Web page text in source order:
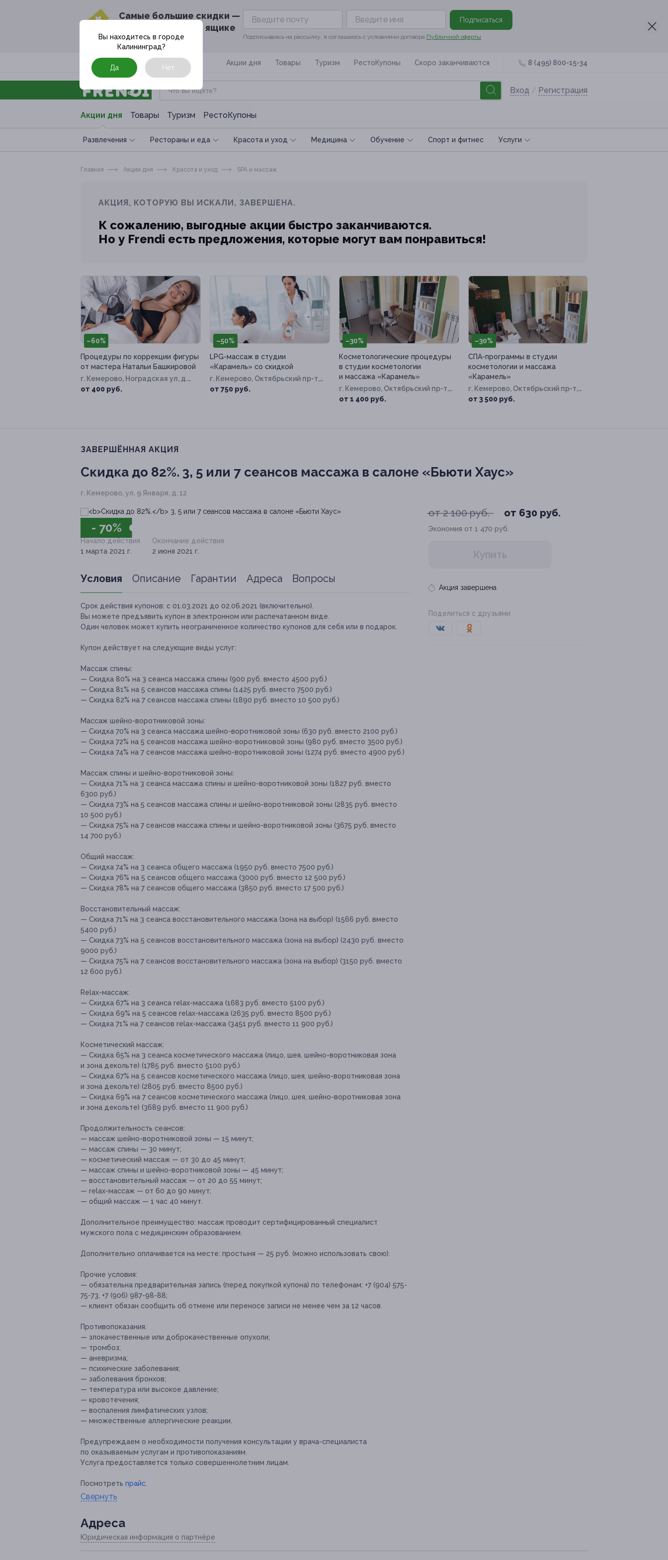
Cамые большие скидки —
в твоём почтовом ящике
Подписаться
Подписываясь на рассылку, я соглашаюсь с условиями договора Публичной оферты
Москва Акции дня Товары Туризм РестоКупоны Скоро заканчиваются 8 (495) 800-15-34
Вход / Регистрация
Акции дня Товары Туризм РестоКупоны
Развлечения Рестораны и еда Красота и уход Медицина Обучение Спoрт и фитнес Услуги
Вы находитесь в городе
Калининград?
Да Нет
Главная Акции дня Красота и уход SPA и массаж
АКЦИЯ, КОТОРУЮ ВЫ ИСКАЛИ, ЗАВЕРШЕНА.
К сожалению, выгодные акции быстро заканчиваются.
Но у Frendi есть предложения, которые могут вам понравиться!
–60%
Процедуры по коррекции фигуры
от мастера Натальи Башкировой
г. Кемерово, Ноградская ул, д.
15
от 400 руб.
–50%
LPG-массаж в студии
«Карамель» со скидкой
г. Кемерово, Октябрьский пр-т,
д. 30б
от 750 руб.
–30%
Косметологические процедуры
в студии косметологии
и массажа «Карамель»
г. Кемерово, Октябрьский пр-т,
д. 30б
от 1 400 руб.
–30%
СПА-программы в студии
косметологии и массажа
«Карамель»
г. Кемерово, Октябрьский пр-т,
д. 30б
от 3 500 руб.
ЗАВЕРШЁННАЯ АКЦИЯ
Скидка до 82%. 3, 5 или 7 сеансов массажа в салоне «Бьюти Хаус»
г. Кемерово, ул. 9 Января, д. 12
- 70%
от 2 100 руб. от 630 руб.
Экономия от 1 470 руб.
Купить
Акция завершена
Поделиться с друзьями
Начало действия
1 марта 2021 г.
Окончание действия
2 июня 2021 г.
Условия Описание Гарантии Адреса Вопросы
Срок действия купонов: с 01.03.2021 до 02.06.2021 (включительно).
Вы можете предъявить купон в электронном или распечатанном виде.
Один человек может купить неограниченное количество купонов для себя или в подарок.
Купон действует на следующие виды услуг:
Массаж спины:
— Скидка 80% на 3 сеанса массажа спины (900 руб. вместо 4500 руб.)
— Скидка 81% на 5 сеансов массажа спины (1425 руб. вместо 7500 руб.)
— Скидка 82% на 7 сеансов массажа спины (1890 руб. вместо 10 500 руб.)
Массаж шейно-воротниковой зоны:
— Скидка 70% на 3 сеанса массажа шейно-воротниковой зоны (630 руб. вместо 2100 руб.)
— Скидка 72% на 5 сеансов массажа шейно-воротниковой зоны (980 руб. вместо 3500 руб.)
— Скидка 74% на 7 сеансов массажа шейно-воротниковой зоны (1274 руб. вместо 4900 руб.)
Массаж спины и шейно-воротниковой зоны:
— Скидка 71% на 3 сеанса массажа спины и шейно-воротниковой зоны (1827 руб. вместо
6300 руб.)
— Скидка 73% на 5 сеансов массажа спины и шейно-воротниковой зоны (2835 руб. вместо
10 500 руб.)
— Скидка 75% на 7 сеансов массажа спины и шейно-воротниковой зоны (3675 руб. вместо
14 700 руб.)
Общий массаж:
— Скидка 74% на 3 сеанса общего массажа (1950 руб. вместо 7500 руб.)
— Скидка 76% на 5 сеансов общего массажа (3000 руб. вместо 12 500 руб.)
— Скидка 78% на 7 сеансов общего массажа (3850 руб. вместо 17 500 руб.)
Восстановительный массаж:
— Скидка 71% на 3 сеанса восстановительного массажа (зона на выбор) (1566 руб. вместо
5400 руб.)
— Скидка 73% на 5 сеансов восстановительного массажа (зона на выбор) (2430 руб. вместо
9000 руб.)
— Скидка 75% на 7 сеансов восстановительного массажа (зона на выбор) (3150 руб. вместо
12 600 руб.)
Relax-массаж:
— Скидка 67% на 3 сеанса relax-массажа (1683 руб. вместо 5100 руб.)
— Скидка 69% на 5 сеансов relax-массажа (2635 руб. вместо 8500 руб.)
— Скидка 71% на 7 сеансов relax-массажа (3451 руб. вместо 11 900 руб.)
Косметический массаж:
— Скидка 65% на 3 сеанса косметического массажа (лицо, шея, шейно-воротниковая зона
и зона декольте) (1785 руб. вместо 5100 руб.)
— Скидка 67% на 5 сеансов косметического массажа (лицо, шея, шейно-воротниковая зона
и зона декольте) (2805 руб. вместо 8500 руб.)
— Скидка 69% на 7 сеансов косметического массажа (лицо, шея, шейно-воротниковая зона
и зона декольте) (3689 руб. вместо 11 900 руб.)
Продолжительность сеансов:
— массаж шейно-воротниковой зоны — 15 минут;
— массаж спины — 30 минут;
— косметический массаж — от 30 до 45 минут;
— массаж спины и шейно-воротниковой зоны — 45 минут;
— восстановительный массаж — от 20 до 55 минут;
— relax-массаж — от 60 до 90 минут;
— общий массаж — 1 час 40 минут.
Дополнительное преимущество: массаж проводит сертифицированный специалист
мужского пола c медицинским образованием.
Дополнительно оплачивается на месте: простыня — 25 руб. (можно использовать свою).
Прочие условия:
— обязательна предварительная запись (перед покупкой купона) по телефонам: +7 (904) 575-
75-73, +7 (906) 987-98-88;
— клиент обязан сообщить об отмене или переносе записи не менее чем за 12 часов.
Противопоказания:
— злокачественные или доброкачественные опухоли;
— тромбоз;
— аневризма;
— психические заболевания;
— заболевания бронхов;
— температура или высокое давление;
— кровотечения;
— воспаления лимфатических узлов;
— множественные аллергические реакции.
Предупреждаем о необходимости получения консультации у врача-специалиста
по оказываемым услугам и противопоказаниям.
Услуга предоставляется только совершеннолетним лицам.
Посмотреть прайс
Свернуть
Адресa
Юридическая информация о партнёре